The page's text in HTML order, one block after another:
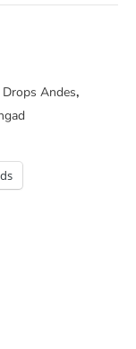
Drops Andes,